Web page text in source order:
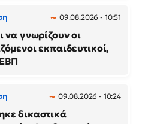
09.08.2026 - 10:51
να γνωρίζουν οι
εκπαιδευτικοί,
09.08.2026 - 10:24
δικαστικά